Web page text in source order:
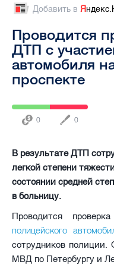
Добавить в Я
Проводится
ДТП с
автомобиля
проспекте
0 0
В результате ДТП
легкой степени
состоянии средней
в больницу.
Проводится
полицейского
сотрудников
МВД по Петербургу и